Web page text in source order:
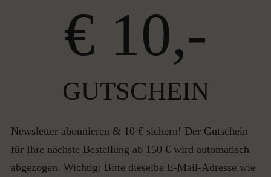
€ 10,-
GUTSCHEIN
Newsletter abonnieren & 10 € sichern! Der Gutschein
für Ihre nächste Bestellung ab 150 € wird automatisch
abgezogen. Wichtig: Bitte dieselbe E-Mail-Adresse wie